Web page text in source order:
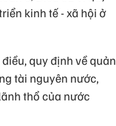
kinh tế - xã hội ở
quy định về quản
tài nguyên nước,
thổ của nước